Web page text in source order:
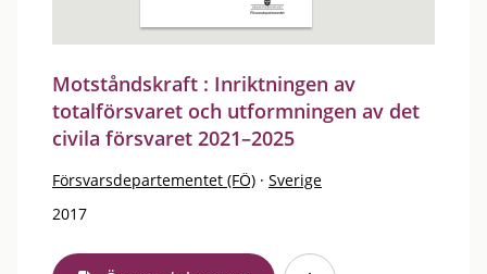
Motståndskraft : Inriktningen av
totalförsvaret och utformningen av det
civila försvaret 2021–2025
Försvarsdepartementet (FÖ) · Sverige
2017